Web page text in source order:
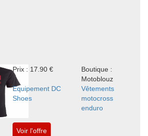
Prix : 17.90 €
Boutique :
Motoblouz
Equipement DC
Shoes
Vêtements
motocross
enduro
Voir l'offre